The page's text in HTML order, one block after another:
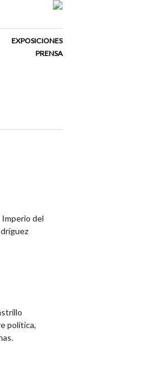
EXPOSICIONES
PRENSA
Imperio del
política,